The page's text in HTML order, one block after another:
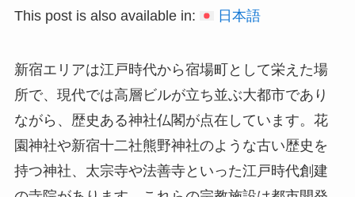
This post is also available in: 日本語
新宿エリアは江戸時代から宿場町として栄えた場
所で、現代では高層ビルが立ち並ぶ大都市であり
ながら、歴史ある神社仏閣が点在しています。花
園神社や新宿十二社熊野神社のような古い歴史を
持つ神社、太宗寺や法善寺といった江戸時代創建